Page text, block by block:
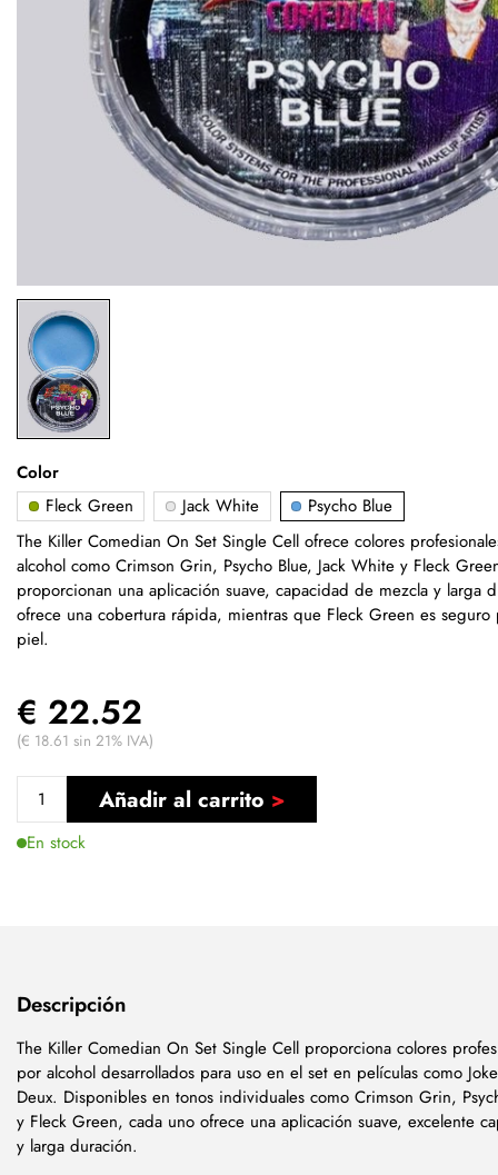
Color
Fleck Green
Jack White
Psycho Blue
The Killer Comedian On Set Single Cell ofrece colores
alcohol como Crimson Grin, Psycho Blue, Jack White y Fleck
proporcionan una aplicación suave, capacidad de mezcla y larga
ofrece una cobertura rápida, mientras que Fleck Green es seguro
piel.
€ 22.52
(€ 18.61 sin 21% IVA)
Añadir al carrito
En stock
Descripción
The Killer Comedian On Set Single Cell proporciona colores
por alcohol desarrollados para uso en el set en películas como
Deux. Disponibles en tonos individuales como Crimson Grin,
y Fleck Green, cada uno ofrece una aplicación suave, excelente
y larga duración.